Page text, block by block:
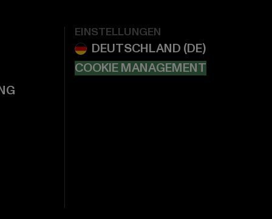
EINSTELLUNGEN
COOKIE MANAGEMENT